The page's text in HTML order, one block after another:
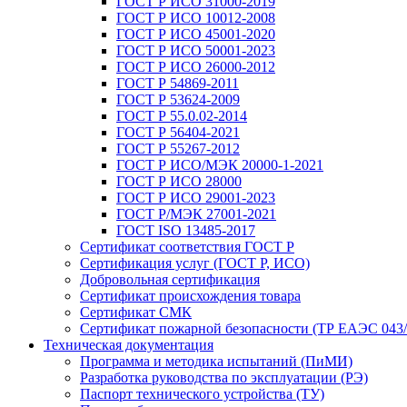
ГОСТ Р ИСО 10012-2008
ГОСТ Р ИСО 45001-2020
ГОСТ Р ИСО 50001-2023
ГОСТ Р ИСО 26000-2012
ГОСТ Р 54869-2011
ГОСТ Р 53624-2009
ГОСТ Р 55.0.02-2014
ГОСТ Р 56404-2021
ГОСТ Р 55267-2012
ГОСТ Р ИСО/МЭК 20000-1-2021
ГОСТ Р ИСО 28000
ГОСТ Р ИСО 29001-2023
ГОСТ Р/МЭК 27001-2021
ГОСТ ISO 13485-2017
Сертификат соответствия ГОСТ Р
Сертификация услуг (ГОСТ Р, ИСО)
Добровольная сертификация
Сертификат происхождения товара
Сертификат СМК
Сертификат пожарной безопасности (ТР ЕАЭС
Техническая документация
Программа и методика испытаний (ПиМИ)
Разработка руководства по эксплуатации (РЭ)
Паспорт технического устройства (ТУ)